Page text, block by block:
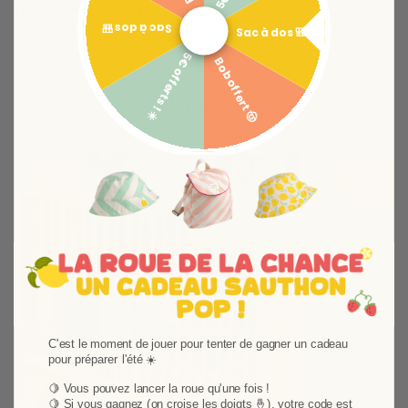
Détails du produit
Vous aimerez aussi
Ajouter aux favoris
Supprimer des
Suivant
Sac à dos 🎒
Bob offert 🤠
5€ offerts ! ☀️
Sac à dos 🎒
C'est le moment de jouer pour tenter de gagner un cadeau
pour préparer l'été ☀️
🍋 Vous pouvez lancer la roue qu'une fois !
🍋 Si vous gagnez (on croise les doigts 🤞), votre code est